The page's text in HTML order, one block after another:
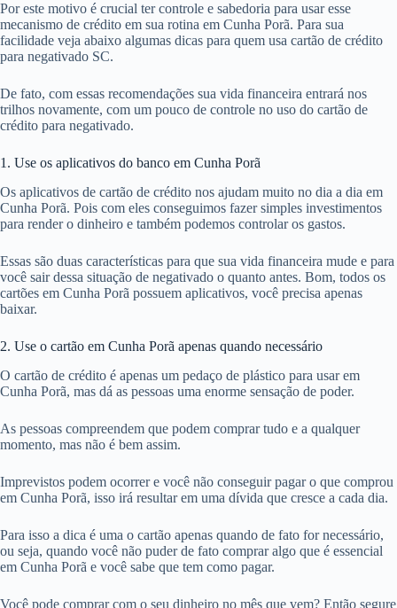
Por este motivo é crucial ter controle e sabedoria para usar esse
mecanismo de crédito em sua rotina em Cunha Porã. Para sua
facilidade veja abaixo algumas dicas para quem usa cartão de crédito
para negativado SC.
De fato, com essas recomendações sua vida financeira entrará nos
trilhos novamente, com um pouco de controle no uso do cartão de
crédito para negativado.
1. Use os aplicativos do banco em Cunha Porã
Os aplicativos de cartão de crédito nos ajudam muito no dia a dia em
Cunha Porã. Pois com eles conseguimos fazer simples investimentos
para render o dinheiro e também podemos controlar os gastos.
Essas são duas características para que sua vida financeira mude e para
você sair dessa situação de negativado o quanto antes. Bom, todos os
cartões em Cunha Porã possuem aplicativos, você precisa apenas
baixar.
2. Use o cartão em Cunha Porã apenas quando necessário
O cartão de crédito é apenas um pedaço de plástico para usar em
Cunha Porã, mas dá as pessoas uma enorme sensação de poder.
As pessoas compreendem que podem comprar tudo e a qualquer
momento, mas não é bem assim.
Imprevistos podem ocorrer e você não conseguir pagar o que comprou
em Cunha Porã, isso irá resultar em uma dívida que cresce a cada dia.
Para isso a dica é uma o cartão apenas quando de fato for necessário,
ou seja, quando você não puder de fato comprar algo que é essencial
em Cunha Porã e você sabe que tem como pagar.
Você pode comprar com o seu dinheiro no mês que vem? Então segure